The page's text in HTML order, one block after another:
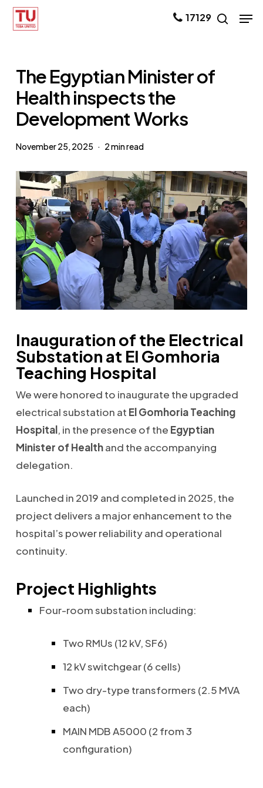
Skip
17129
search
The Egyptian Minister of
Health inspects the
Development Works
November 25, 2025 2 min read
Inauguration of the Electrical
Substation at El Gomhoria
Teaching Hospital
We were honored to inaugurate the upgraded
electrical substation at El Gomhoria Teaching
Hospital, in the presence of the Egyptian
Minister of Healthand the accompanying
delegation.
Launched in 2019 and completed in 2025, the
project delivers a major enhancement to the
hospital’s power reliability and operational
continuity.
Project Highlights
Four-room substation including:
Two RMUs (12 kV, SF6)
12 kV switchgear (6 cells)
Two dry-type transformers (2.5 MVA
each)
MAIN MDB A5000 (2 from 3
configuration)